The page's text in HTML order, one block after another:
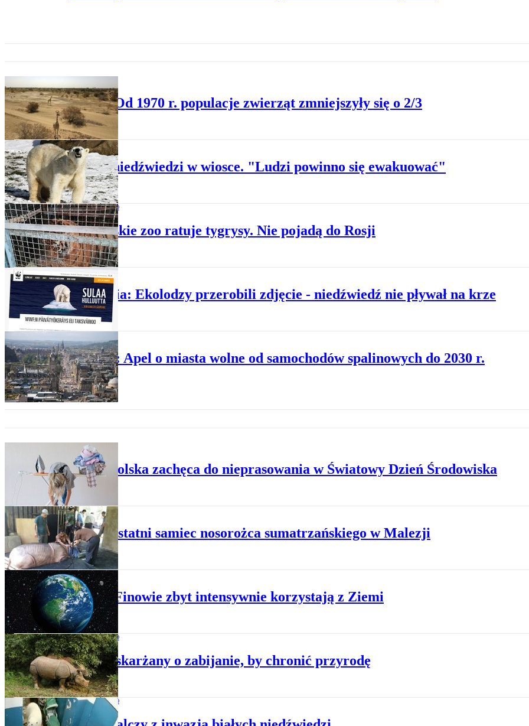
WWF: Od 1970 r. populacje zwierząt zmniejszyły się o 2/3
ŚWIAT
Grupa niedźwiedzi w wiosce. "Ludzi powinno się ewakuować"
SPOŁECZEŃSTWO
Poznańskie zoo ratuje tygrysy. Nie pojadą do Rosji
NAUKA
Finlandia: Ekolodzy przerobili zdjęcie - niedźwiedź nie pływał na krze
Szkocja: Apel o miasta wolne od samochodów spalinowych do 2030 r.
NAUKA
WWF Polska zachęca do nieprasowania w Światowy Dzień Środowiska
NAUKA
Zmarł ostatni samiec nosorożca sumatrzańskiego w Malezji
NAUKA
WWF: Finowie zbyt intensywnie korzystają z Ziemi
SPOŁECZEŃSTWO
WWF oskarżany o zabijanie, by chronić przyrodę
SPOŁECZEŃSTWO